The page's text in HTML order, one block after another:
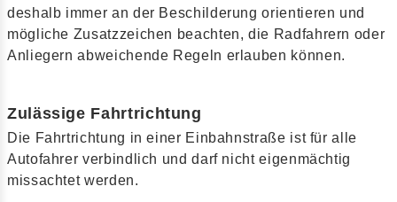
deshalb immer an der Beschilderung orientieren und
mögliche Zusatzzeichen beachten, die Radfahrern oder
Anliegern abweichende Regeln erlauben können.
Zulässige Fahrtrichtung
Die Fahrtrichtung in einer Einbahnstraße ist für alle
Autofahrer verbindlich und darf nicht eigenmächtig
missachtet werden.